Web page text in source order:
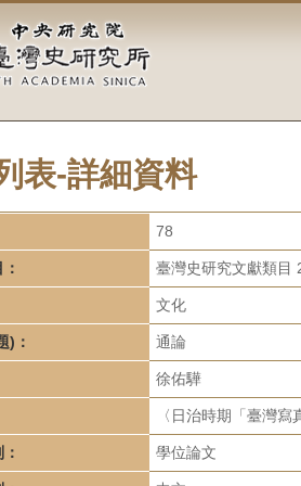
表-詳細資料
78
臺灣史研究文獻類目
文化
)： 通論
徐佑驊
〈日治時期「臺灣
學位論文